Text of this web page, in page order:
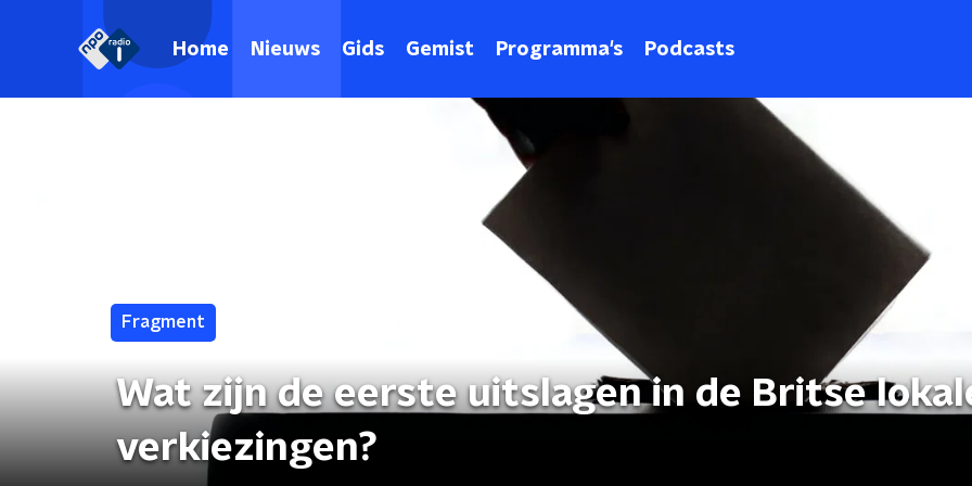
Home Nieuws Gids Gemist Programma's Podcasts
Fragment
Wat zijn de eerste uitslagen in de Britse
verkiezingen?